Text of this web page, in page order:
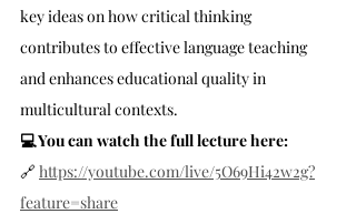
key ideas on how critical thinking
contributes to effective language teaching
and enhances educational quality in
multicultural contexts.
💻 You can watch the full lecture here:
🔗 https://youtube.com/live/5O69Hi42w2g?
feature=share